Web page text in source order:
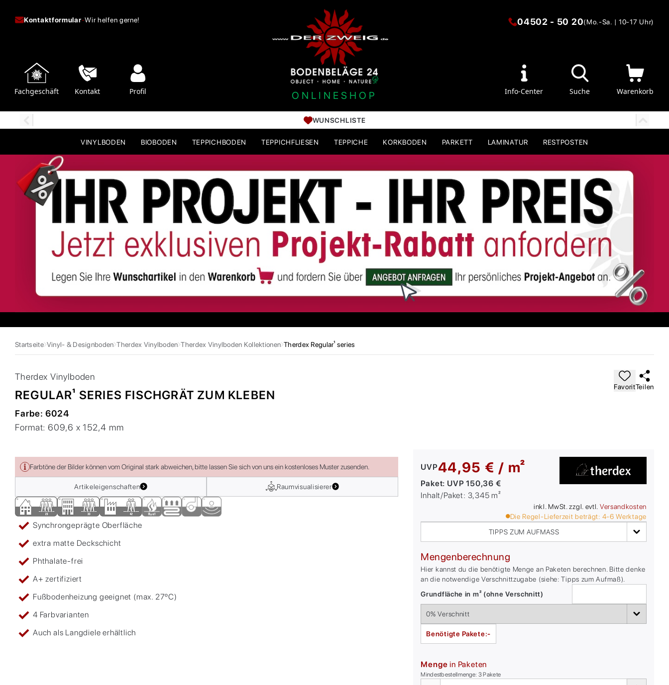
Kontaktformular-Wir helfen gerne!
Fachgeschäft Kontakt Profil ONLINESHOP
04502 - 50 20(Mo.-Sa. | 10-17 Uhr)
Info-Center Suche Warenkorb
WUNSCHLISTE
VINYLBODEN BIOBODEN TEPPICHBODEN TEPPICHFLIESEN TEPPICHE KORKBODEN PARKETT LAMINATUR RESTPOSTEN
Startseite Vinyl- & Designboden Therdex Vinylboden Therdex Vinylboden Kollektionen Therdex Regular¹ series
Therdex Vinylboden
REGULAR¹ SERIES FISCHGRÄT ZUM KLEBEN
Farbe:6024
Format:609,6 x 152,4 mm
FavoritTeilen
Farbtöne der Bilder können vom Original stark abweichen, bitte lassen Sie sich von uns ein kostenloses Muster zusenden.
Artikeleigenschaften Raumvisualisierer
Synchrongeprägte Oberfläche
extra matte Deckschicht
Phthalate-frei
A+ zertifiziert
Fußbodenheizung geeignet (max. 27ºC)
4 Farbvarianten
Auch als Langdiele erhältlich
UVP44,95 € / m²
Paket: UVP150,36 €
Inhalt/Paket: 3,345 m²
inkl. MwSt. zzgl. evtl. Versandkosten
Die Regel-Lieferzeit beträgt: 4-6 Werktage
TIPPS ZUM AUFMASS
Mengenberechnung
Hier kannst du die benötigte Menge an Paketen berechnen. Bitte denke
an die notwendige Verschnittzugabe (siehe: Tipps zum Aufmaß).
Grundfläche in m² (ohne Verschnitt)
Benötigte Pakete:-
Menge in Paketen
Mindestbestellmenge: 3Pakete